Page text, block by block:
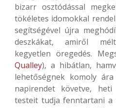
bizarr osztódással
tökéletes idomokkal
segítségével újra
deszkákat, amiről
kegyetlen öregedés.
Qualley), a hibátlan,
lehetőségnek komoly
napirendet követve, heti
testeit tudja fenntartani